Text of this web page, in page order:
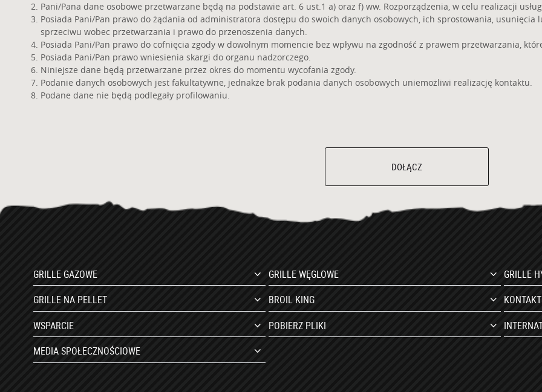
Pani/Pana dane osobowe przetwarzane będą na podstawie art. 6 ust.1 a) oraz f) ww. Rozporządzenia, w celu realizacji
Posiada Pani/Pan prawo do żądania od administratora dostępu do swoich danych osobowych, ich sprostowania,
sprzeciwu wobec przetwarzania i prawo do przenoszenia danych.
Posiada Pani/Pan prawo do cofnięcia zgody w dowolnym momencie bez wpływu na zgodność z prawem przetwarzania,
Posiada Pani/Pan prawo wniesienia skargi do organu nadzorczego.
Niniejsze dane będą przetwarzane przez okres do momentu wycofania zgody.
Podanie danych osobowych jest fakultatywne, jednakże brak podania danych osobowych uniemożliwi realizację kontaktu.
Podane dane nie będą podlegały profilowaniu.
DOŁĄCZ
GRILLE GAZOWE GRILLE WĘGLOWE
GRILLE
GRILLE NA PELLET
BROIL KING
KONTAKT
WSPARCIE
POBIERZ PLIKI
MEDIA SPOŁECZNOŚCIOWE